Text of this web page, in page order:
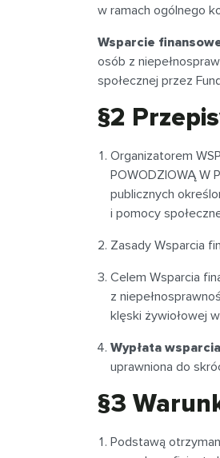
w ramach ogólnego
Wsparcie
osób z
społecznej przez
§2
Organizatorem
POWODZIOWĄ W
publicznych
i pomocy
Zasady Wsparcia
Celem Wsparcia
z
klęski żywiołowej
Wypłata
uprawniona do
§3
Podstawą